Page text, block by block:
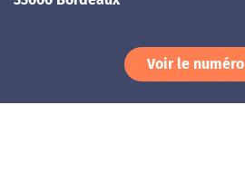
Voir le numéro